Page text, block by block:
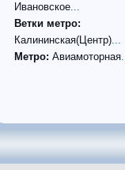
Ивановское...
Ветки метро:
Калининская(Центр)...
Метро: Авиамоторная